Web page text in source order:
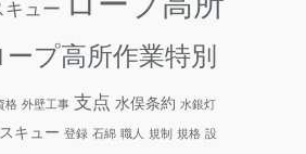
キュー
ープ高所作業特別
格 外壁工事 支点 水俣条約 水銀灯
キュー 登録 石綿 職人 規制 規格 設